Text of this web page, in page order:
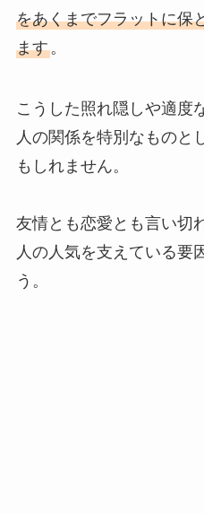
をあくまでフラットに保
ます。
こうした照れ隠しや適度
人の関係を特別なものと
もしれません。
友情とも恋愛とも言い切
人の人気を支えている要
う。